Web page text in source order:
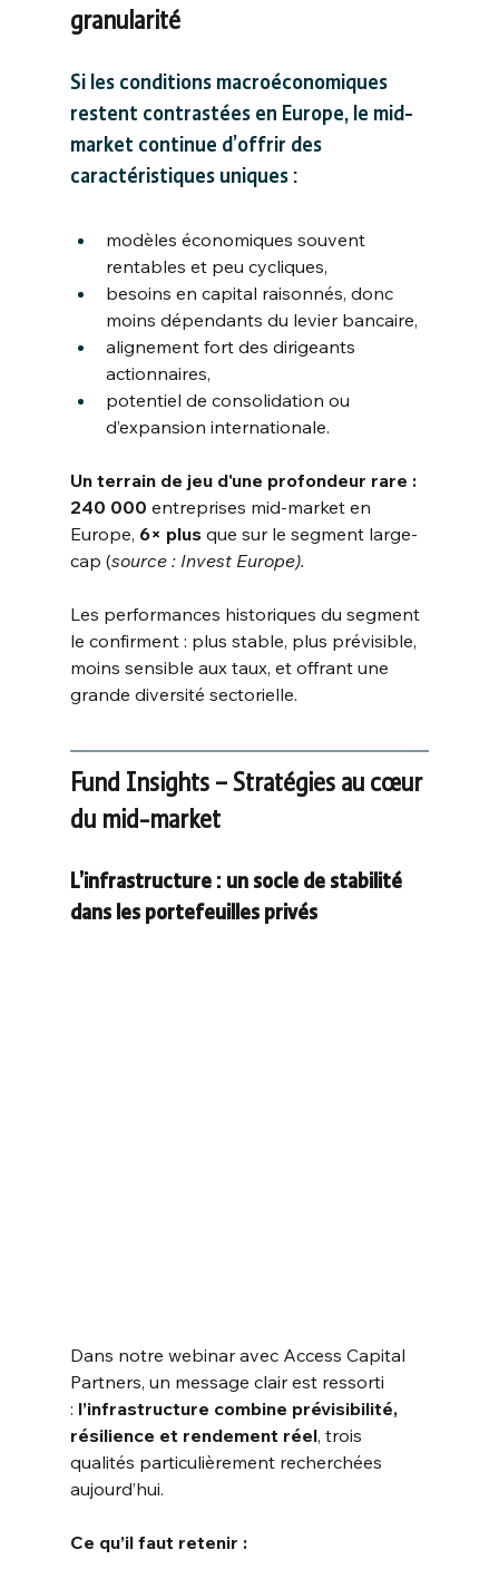
granularité
Si les conditions macroéconomiques
restent contrastées en Europe, le mid-
market continue d’offrir des
caractéristiques uniques :
modèles économiques souvent
rentables et peu cycliques,
besoins en capital raisonnés, donc
moins dépendants du levier bancaire,
alignement fort des dirigeants
actionnaires,
potentiel de consolidation ou
d’expansion internationale.
Un terrain de jeu d'une profondeur rare :
240 000 entreprises mid-market en
Europe, 6× plus que sur le segment large-
cap (source : Invest Europe).
Les performances historiques du segment
le confirment : plus stable, plus prévisible,
moins sensible aux taux, et offrant une
grande diversité sectorielle.
Fund Insights – Stratégies au cœur
du mid-market
L’infrastructure : un socle de stabilité
dans les portefeuilles privés
Dans notre webinar avec Access Capital
Partners, un message clair est ressorti
: l’infrastructure combine prévisibilité,
résilience et rendement réel, trois
qualités particulièrement recherchées
aujourd’hui.
Ce qu’il faut retenir :